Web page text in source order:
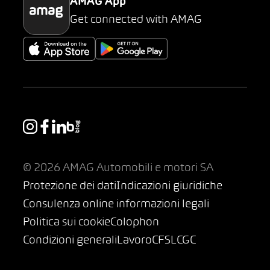
AMAG App
Get connected with AMAG
© 2026 AMAG Automobili e motori SA
Protezione dei datiIndicazioni giuridiche
Consulenza online informazioni legali
Politica sui cookieColophon
Condizioni generaliLavoroCFSLCGC